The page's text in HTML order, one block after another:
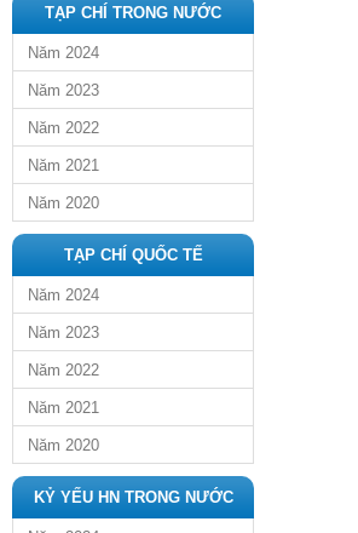
TẠP CHÍ TRONG NƯỚC
Năm 2024
Năm 2023
Năm 2022
Năm 2021
Năm 2020
TẠP CHÍ QUỐC TẾ
Năm 2024
Năm 2023
Năm 2022
Năm 2021
Năm 2020
KỶ YẾU HN TRONG NƯỚC